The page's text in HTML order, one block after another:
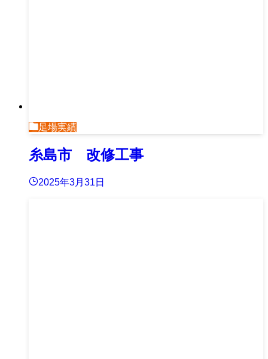
足場実績
糸島市 改修工事
2025年3月31日